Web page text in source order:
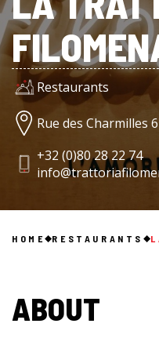
Restaurants
Rue des Charmilles
+32 (0)80 28 22 74
HOME RESTAURANTS
ABOUT